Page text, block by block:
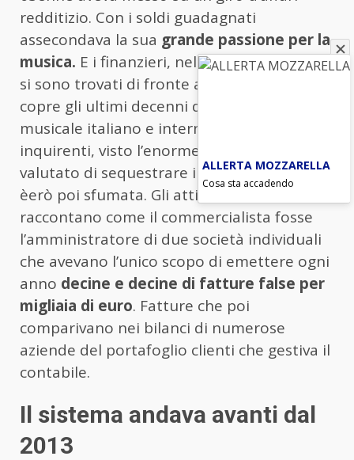
redditizio. Con i soldi guadagnati
assecondava la sua grande passione per la
musica. E i finanzieri, nel perquisire la casa
si sono trovati di fronte alla collezione che
copre gli ultimi decenni del panorama
musicale italiano e internazionale. Gli
inquirenti, visto l’enorme valore hanno
valutato di sequestrare il tutto. Ipotesi
èerò poi sfumata. Gli atti dell’inchiesta
raccontano come il commercialista fosse
l’amministratore di due società individuali
che avevano l’unico scopo di emettere ogni
anno decine e decine di fatture false per
migliaia di euro. Fatture che poi
comparivano nei bilanci di numerose
aziende del portafoglio clienti che gestiva il
contabile.
Il sistema andava avanti dal
2013
ALLERTA MOZZARELLA
Cosa sta accadendo